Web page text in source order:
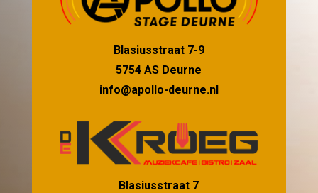
Blasiusstraat 7-9
5754 AS Deurne
info@apollo-deurne.nl
Blasiusstraat 7